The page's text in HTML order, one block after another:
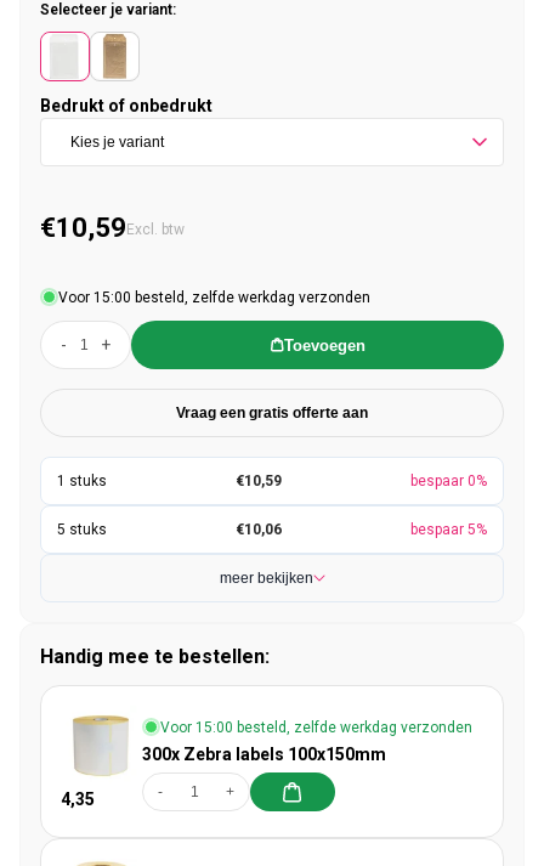
Selecteer je variant:
Bedrukt of onbedrukt
Normale prijs
€10,59 Excl. btw
Voor 15:00 besteld, zelfde werkdag verzonden
- + Toevoegen
Vraag een gratis offerte aan
€10,59 bespaar 0%
€10,06 bespaar 5%
meer bekijken
Handig mee te bestellen:
4,35
Voor 15:00 besteld, zelfde werkdag verzonden
300x Zebra labels 100x150mm
- +